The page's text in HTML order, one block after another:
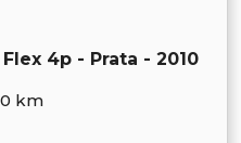
4p - Prata - 2010
km